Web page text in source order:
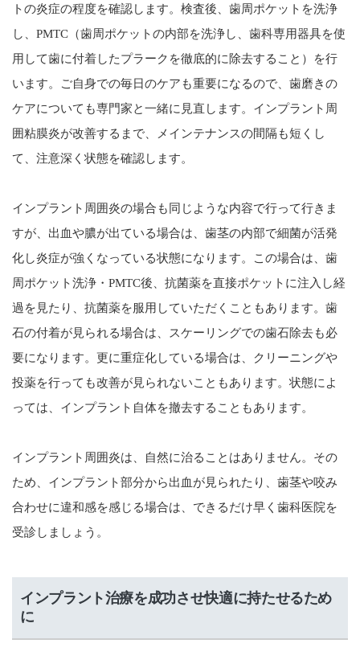
トの炎症の程度を確認します。検査後、歯周ポケットを洗浄
し、PMTC（歯周ポケットの内部を洗浄し、歯科専用器具を使
用して歯に付着したプラークを徹底的に除去すること）を行
います。ご自身での毎日のケアも重要になるので、歯磨きの
ケアについても専門家と一緒に見直します。インプラント周
囲粘膜炎が改善するまで、メインテナンスの間隔も短くし
て、注意深く状態を確認します。
インプラント周囲炎の場合も同じような内容で行って行きま
すが、出血や膿が出ている場合は、歯茎の内部で細菌が活発
化し炎症が強くなっている状態になります。この場合は、歯
周ポケット洗浄・PMTC後、抗菌薬を直接ポケットに注入し経
過を見たり、抗菌薬を服用していただくこともあります。歯
石の付着が見られる場合は、スケーリングでの歯石除去も必
要になります。更に重症化している場合は、クリーニングや
投薬を行っても改善が見られないこともあります。状態によ
っては、インプラント自体を撤去することもあります。
インプラント周囲炎は、自然に治ることはありません。その
ため、インプラント部分から出血が見られたり、歯茎や咬み
合わせに違和感を感じる場合は、できるだけ早く歯科医院を
受診しましょう。
インプラント治療を成功させ快適に持たせるため
に